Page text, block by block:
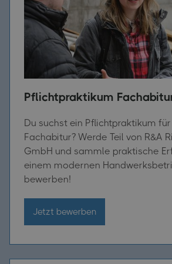
Pflichtpraktikum
Du suchst ein Pflichtpraktikum
Fachabitur? Werde Teil von R&A
GmbH und sammle praktische
einem modernen
bewerben!
Jetzt bewerben